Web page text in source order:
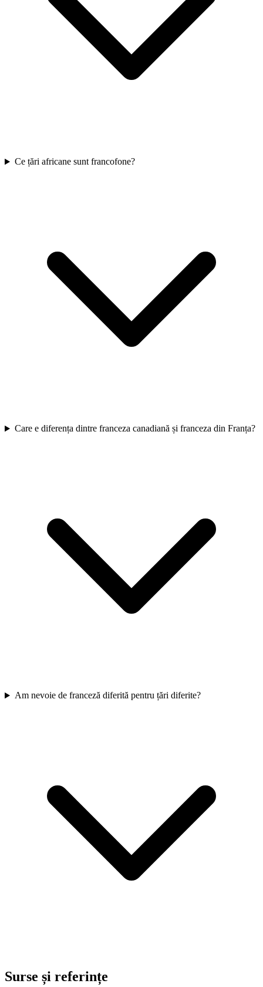
Ce țări africane sunt francofone?
Care e diferența dintre franceza canadiană și franceza din Franța?
Am nevoie de franceză diferită pentru țări diferite?
Surse și referințe